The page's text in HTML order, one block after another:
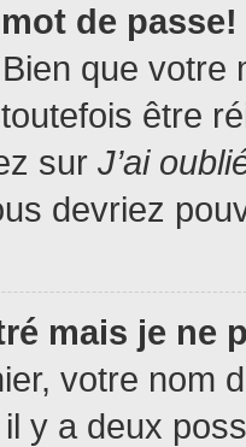
de passe!
que
être
sur J’ai
devriez
mais je ne
votre nom
y a deux